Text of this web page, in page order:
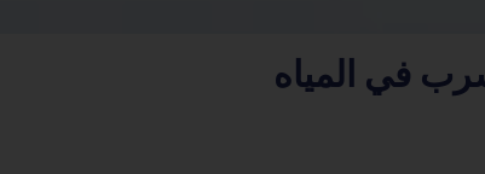
في المياه